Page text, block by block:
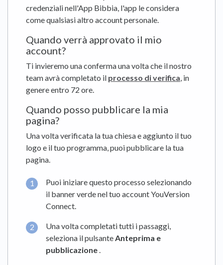
credenziali nell'App Bibbia, l'app le considera
come qualsiasi altro account personale.
Quando verrà approvato il mio
account?
Ti invieremo una conferma una volta che il nostro
team avrà completato il processo di verifica, in
genere entro 72 ore.
Quando posso pubblicare la mia
pagina?
Una volta verificata la tua chiesa e aggiunto il tuo
logo e il tuo programma, puoi pubblicare la tua
pagina.
Puoi iniziare questo processo selezionando
il banner verde nel tuo account YouVersion
Connect.
Una volta completati tutti i passaggi,
seleziona il pulsante Anteprima e
pubblicazione